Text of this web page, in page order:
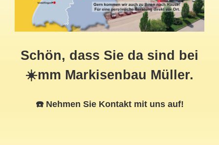
Schön, dass Sie da sind bei
☀️mm Markisenbau Müller.
☎️ Nehmen Sie Kontakt mit uns auf!